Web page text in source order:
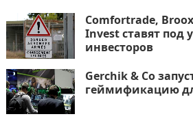
Comfortrade,
Invest ставят под
инвесторов
Gerchik & Co
геймификацию